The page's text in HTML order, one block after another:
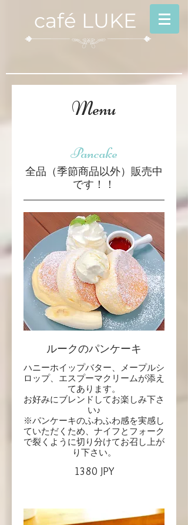
café LUKE
Menu
Pancake
全品（季節商品以外）販売中
です！！
ルークのパンケーキ
ハニーホイップバター、メープルシ
ロップ、エスプーマクリームが添え
てあります。
お好みにブレンドしてお楽しみ下さ
い♪
※パンケーキのふわふわ感を実感し
ていただくため、ナイフとフォーク
で裂くように切り分けてお召し上が
り下さい。
1380 JPY